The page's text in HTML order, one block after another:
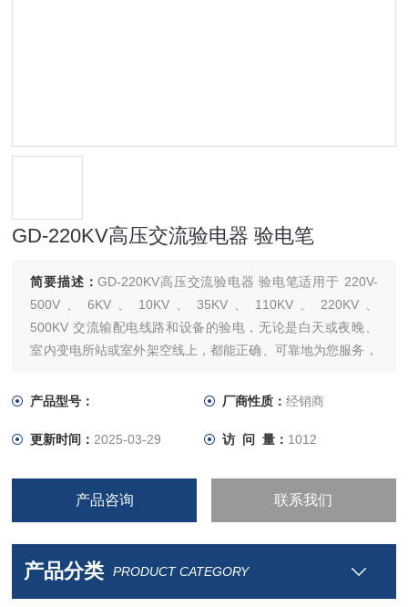
GD-220KV高压交流验电器 验电笔
简要描述：GD-220KV高压交流验电器 验电笔适用于 220V-
500V 、 6KV 、 10KV 、 35KV 、 110KV 、 220KV 、
500KV 交流输配电线路和设备的验电，无论是白天或夜晚、
室内变电所站或室外架空线上，都能正确、可靠地为您服务，
产品型号：
厂商性质： 经销商
更新时间： 2025-03-29 访 问 量： 1012
产品咨询 联系我们
产品分类 PRODUCT CATEGORY